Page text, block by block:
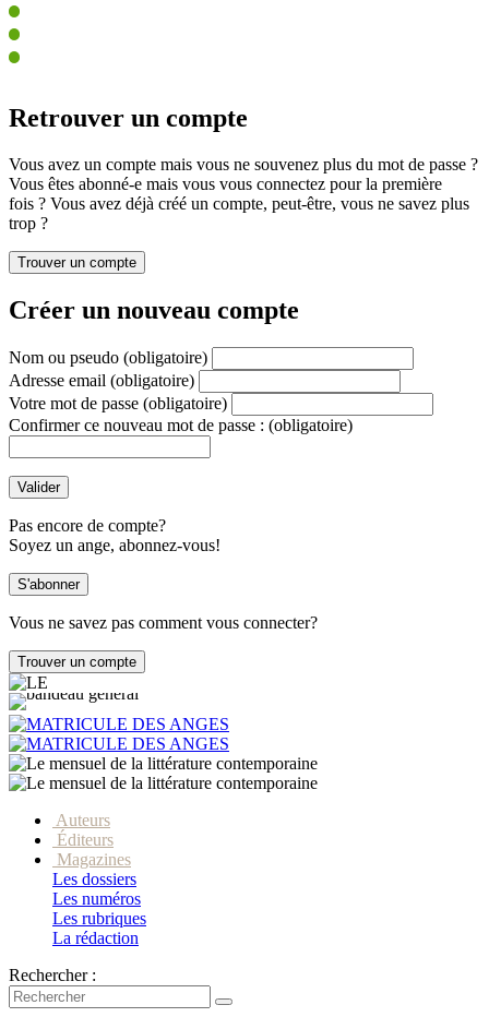
Retrouver un compte
Vous avez un compte mais vous ne souvenez plus du mot de passe ?
Vous êtes abonné-e mais vous vous connectez pour la première
fois ? Vous avez déjà créé un compte, peut-être, vous ne savez plus
trop ?
Créer un nouveau compte
Nom ou pseudo (obligatoire)
Adresse email (obligatoire)
Votre mot de passe (obligatoire)
Confirmer ce nouveau mot de passe : (obligatoire)
Pas encore de compte?
Soyez un ange, abonnez-vous!
Vous ne savez pas comment vous connecter?
Auteurs
Éditeurs
Magazines
Les dossiers
Les numéros
Les rubriques
La rédaction
Rechercher :